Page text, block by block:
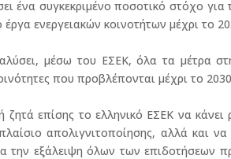
ένα συγκεκριμένο ποσοτικό στόχο
έργα ενεργειακών κοινοτήτων μέχρι το
μέσω του ΕΣΕΚ, όλα τα μέτρα
που προβλέπονται μέχρι το
ζητά επίσης το ελληνικό ΕΣΕΚ να
απολιγνιτοποίησης, αλλά και να
την εξάλειψη όλων των επιδοτήσεων